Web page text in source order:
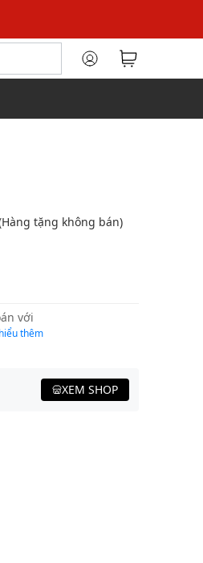
tặng không bán)
với
thêm
XEM SHOP